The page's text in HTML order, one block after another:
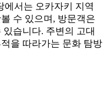
에서는 오카자키 지역
수 있으며, 방문객은
습니다. 주변의 고대
을 따라가는 문화 탐방